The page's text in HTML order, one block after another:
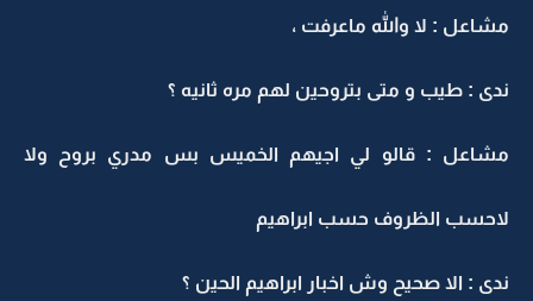
مشاعل : لا والله ماعرفت ،
ندى : طيب و متى بتروحين لهم مره ثانيه ؟
مشاعل : قالو لي اجيهم الخميس بس مدري بروح ولا
لاحسب الظروف حسب ابراهيم
ندى : الا صحيح وش اخبار ابراهيم الحين ؟